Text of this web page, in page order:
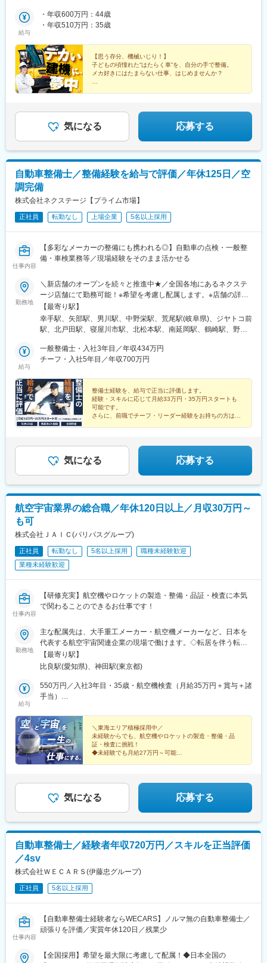
＝＝＝＝＝＝＝＝＝＝【募集エリア】《北海道・東北》北海道、
宮城《関東》茨城、埼玉、千葉、東京、神奈川《北信越・東海》
賀※受動喫煙防止対策：敷地内喫煙可能場所あり
(新潟県)、稲永駅、高蔵寺駅、上島駅、総持寺駅、津守駅、鬼無
駅、白木原駅、下曽根駅、鳥栖駅
給与
・年収600万円：44歳
・年収510万円：35歳
【思う存分、機械いじり！】
子どもの頃憧れた“はたらく車”を、自分の手で整備。
メカ好きにはたまらない仕事、はじめませんか？
■遅くとも19時には終了
■上場企業グループ
気になる 応募する
自動車整備士／整備経験を給与で評価／年休125日／空
調完備
株式会社ネクステージ【プライム市場】
正社員 転勤なし 上場企業 5名以上採用
仕事内容
【多彩なメーカーの整備にも携われる◎】自動車の点検・一般整
備・車検業務等／現場経験をそのまま活かせる
勤務地
＼新店舗のオープンを続々と推進中★／全国各地にあるネクステ
ージ店舗にて勤務可能！※希望を考慮し配属します。※店舗の詳細
については下記＜勤務地一覧＞をご確認ください。＜ 働き方の
選択が可能です！ ＞ネクステージでは3つの働き方があります。
1、全国転勤ありの『グローバル型』2、近隣エリア内の『中域
りますが、ご自身のライフスタイルや理想のキャリアに合わせ
て、働き方をご選択いただけます！★自動車通勤OK（一部除く）
県東茨城郡茨城町長岡矢頭3530SUV LAND名古屋／愛知県名古屋
市緑区大高町丸の内36番1
【最寄り駅】
幸手駅、矢部駅、男川駅、中野栄駅、荒尾駅(岐阜県)、ジヤトコ前
駅、北戸田駅、寝屋川市駅、北松本駅、南延岡駅、鶴崎駅、野々
駅(名古屋市営)、美合駅、朝菜町駅、小池駅、西小泉駅、日進駅
(愛知県)、置賜駅、石浜駅、岡本駅(栃木県)、矢場町駅、竜王駅、
(山口県)、南町田グランベリーパーク駅、岐南駅、新浜松駅、東新
潟駅、長泉なめり駅、港南台駅、船岡駅(宮城県)、塚目駅、東陽町
駅、新金岡駅、喜多山駅(愛知県)、東静岡駅、幕張駅、牛山駅、南
草津駅、西那須野駅、湘南深沢駅、道ノ尾駅、南大高駅、土橋駅
(愛媛県)、鼓ケ浦駅、神領駅、森林公園駅(北海道)、西飾磨駅、土
ししぶ駅、センター南駅、泉中央駅、佐賀駅、千川駅、南郷１８
丁目駅、下松駅(大阪府)、水城駅、高塚駅、南大分駅、倉見駅、折
尾駅、黒松駅(宮城県)、柏林台駅、竹下駅、矢向駅、豊明駅、赤嶺
(青森県)、知寄町二丁目駅、岩手飯岡駅、入谷駅(神奈川県)、小古
曽駅、研究学園駅、摂津駅、神明町駅、塩釜口駅、漆山駅(山形
荒子川公園駅、積志駅、箕面船場阪大前駅、竜田口駅、五箇荘
み駅、高蔵寺駅、柏たなか駅、美濃川合駅、習志野駅、西新町
駅、新利府駅、名和駅(愛知県)、春江駅、発寒駅、江南駅(愛知
公津の杜駅、羽犬塚駅、信濃国分寺駅、大須観音駅、長沼駅(静岡
県)、京成幕張駅、赤迫駅、本郷駅(愛知県)、センター北駅、要町
上前津駅、知寄町一丁目駅
給与
一般整備士・入社3年目／年収434万円
チーフ・入社5年目／年収700万円
整備士経験を、給与で正当に評価します。
経験・スキルに応じて月給33万円・35万円スタートも
可能です。
さらに、前職でチーフ・リーダー経験をお持ちの方は、
気になる 応募する
航空宇宙業界の総合職／年休120日以上／月収30万円～
も可
株式会社ＪＡＩＣ(パリパスグループ)
正社員 転勤なし 5名以上採用
職種未経験歓迎
業種未経験歓迎
仕事内容
【研修充実】航空機やロケットの製造・整備・品証・検査に本気
で関わることのできるお仕事です！
勤務地
主な配属先は、大手重工メーカー・航空機メーカーなど。日本を
代表する航空宇宙関連企業の現場で働けます。◇転居を伴う転勤
は原則なし◇U・Iターン歓迎◇勤務地は希望・経験・適性を考慮
◇航空宇宙分野の関連業務に配属◇家賃補助最大4万円※転居者対
用派遣のため、当社の正社員として安定した雇用を得ながら、希
望や適性に応じた就業先で経験を積むことができます。※基本的に
また、当社は航空宇宙業界に特化して事業を展開しているため、
他業界へ配属される心配はありません。あなたの頑張り次第で
は、当社で培った経験をもとに、業界大手企業の正社員として活
躍できるチャンスもあります。航空宇宙の未来を、あなたのキャ
リアに。あなたの挑戦も、ここから始まります！※日本全国に配属
【最寄り駅】
比良駅(愛知県)、神田駅(東京都)
給与
550万円／入社3年目・35歳・航空機検査（月給35万円＋賞与＋諸
手当）
諸手当）
＼東海エリア積極採用中／
未経験からでも、航空機やロケットの製造・整備・品
証・検査に挑戦！
◆未経験でも月給27万円～可能
◆定着率98.7%
◆資格手当あり
気になる 応募する
自動車整備士／経験者年収720万円／スキルを正当評価
／4sv
株式会社ＷＥＣＡＲＳ(伊藤忠グループ)
正社員 5名以上採用
仕事内容
【自動車整備士経験者ならWECARS】ノルマ無の自動車整備士／
頑張りを評価／実質年休120日／残業少
【全国採用】希望を最大限に考慮して配属！◆日本全国の